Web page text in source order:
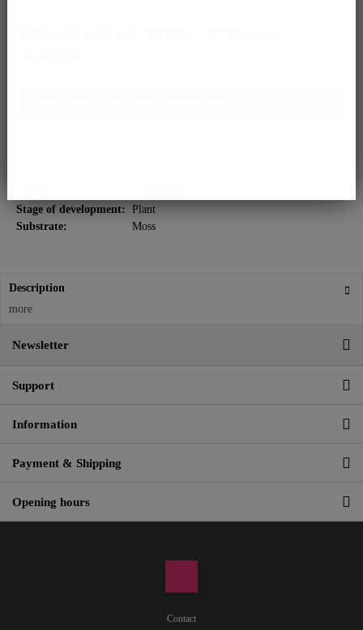
Stage of development: Plant
Substrate:
Moss
Description
more
Newsletter
Support
Information
Payment & Shipping
Opening hours
Contact